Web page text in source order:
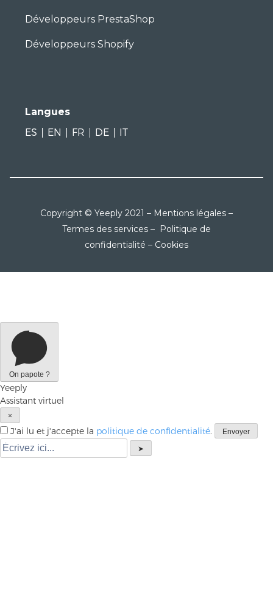
Développeurs PrestaShop
Développeurs Shopify
Langues
ES
EN FR DE IT
Copyright © Yeeply 2021 – Mentions légales –
Termes des services – Politique de
confidentialité – Cookies
On papote ?
Yeeply
Assistant virtuel
×
J'ai lu et j'accepte la politique de confidentialité. Envoyer
➤